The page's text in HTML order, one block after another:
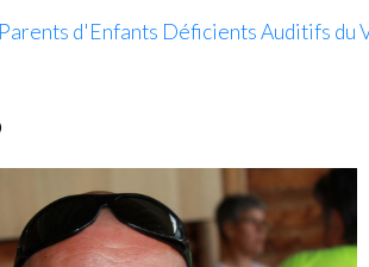
d'Enfants Déficients Auditifs du